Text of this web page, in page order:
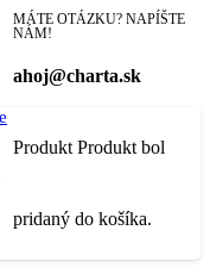
MÁTE OTÁZKU? NAPÍŠTE
NÁM!
ahoj@charta.sk
Produkt Produktbol
pridaný do košíka.